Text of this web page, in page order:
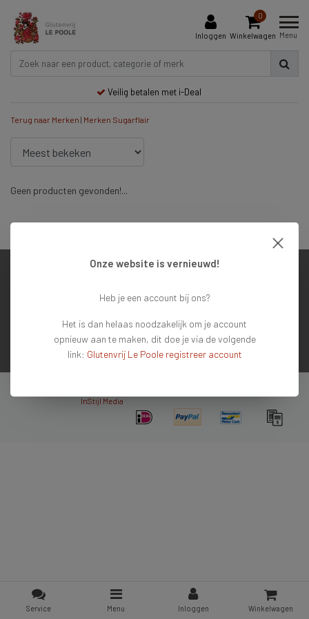
Inloggen
0
Winkelwagen Menu
Veilig betalen met i-Deal
Terug naar Merken | Merken Sugarflair
Geen producten gevonden!...
Contactgegevens
Nieuwsbrief
InStijl Media
Service Menu Inloggen Winkelwagen
Onze website is vernieuwd!
Heb je een account bij ons?
Het is dan helaas noodzakelijk om je account
opnieuw aan te maken, dit doe je via de volgende
link: Glutenvrij Le Poole registreer account